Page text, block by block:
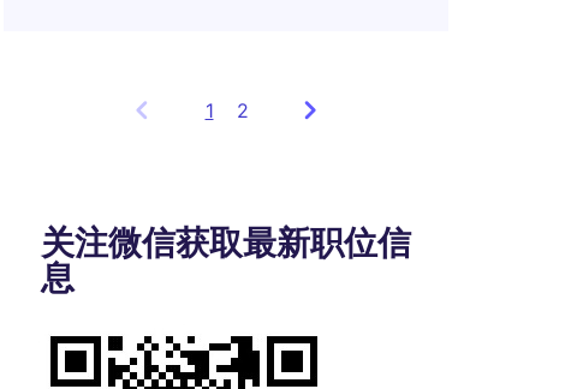
1 Showing
3
of
2
关注微信获取最新职位信
息